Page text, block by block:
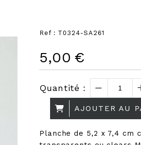
Ref : T0324-SA261
5,00 €
Quantité :
AJOUTER AU
Planche de 5,2 x 7,4 cm